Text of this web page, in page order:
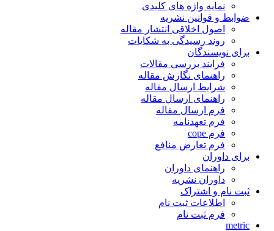
نمایه واژه های کلیدی
ضوابط و قوانین نشریه
اصول اخلاقی انتشار مقاله
روند رسیدگی به شکایات
برای نویسندگان
فرایند بررسی مقالات
راهنمای نگارش مقاله
شرایط ارسال مقاله
راهنمای ارسال مقاله
فرم ارسال مقاله
فرم تعهدنامه
فرم cope
فرم تعارض منافع
برای داوران
راهنمای داوران
داوران نشریه
ثبت نام و اشتراک
اطلاعات ثبت نام
فرم ثبت نام
metric